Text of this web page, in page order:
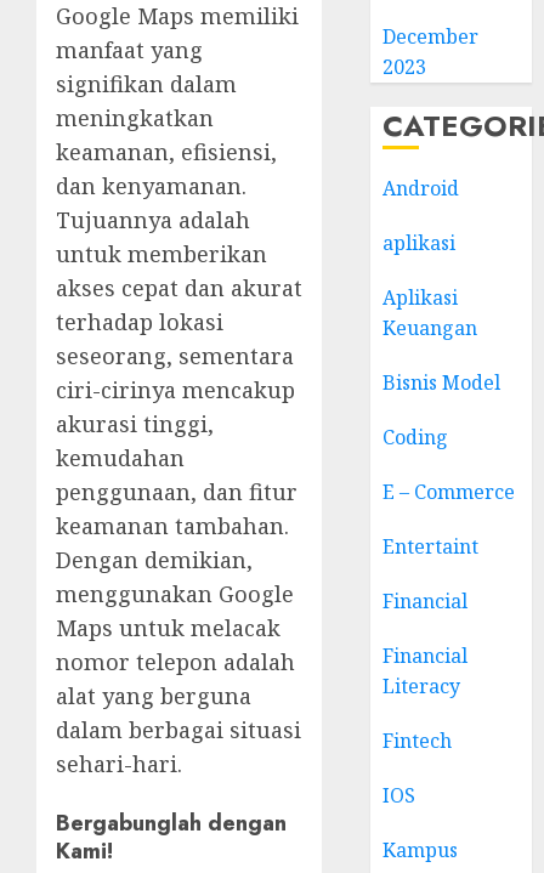
Google Maps memiliki
manfaat yang
signifikan dalam
meningkatkan
keamanan, efisiensi,
dan kenyamanan.
Tujuannya adalah
untuk memberikan
akses cepat dan akurat
terhadap lokasi
seseorang, sementara
ciri-cirinya mencakup
akurasi tinggi,
kemudahan
penggunaan, dan fitur
keamanan tambahan.
Dengan demikian,
menggunakan Google
Maps untuk melacak
nomor telepon adalah
alat yang berguna
dalam berbagai situasi
sehari-hari.
Bergabunglah dengan
Kami!
December
2023
Android
aplikasi
Aplikasi
Keuangan
Bisnis Model
Coding
E – Commerce
Entertaint
Financial
Financial
Literacy
Fintech
IOS
Kampus